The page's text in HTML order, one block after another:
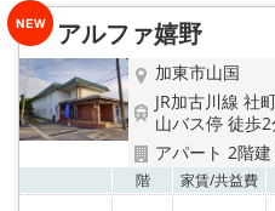
アルファ嬉野
加東市山国
JR加古川線 社
山バス停 徒歩
アパート 2階
階 家賃/共益費